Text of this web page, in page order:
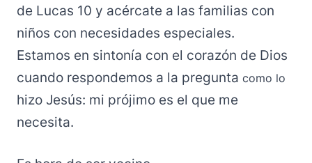
de Lucas 10 y acércate a las familias con
niños con necesidades especiales.
Estamos en sintonía con el corazón de Dios
cuando respondemos a la pregunta como lo
hizo Jesús: mi prójimo es el que me
necesita.